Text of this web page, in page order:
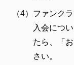
（4） ファンク
入会につ
たら、「
さい。